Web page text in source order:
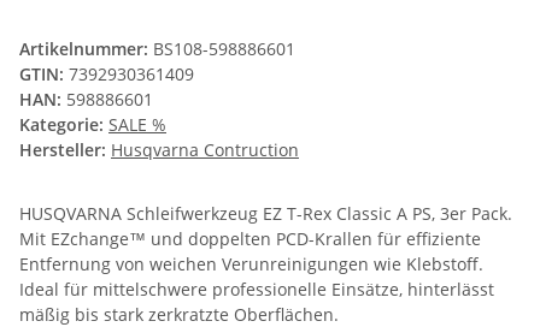
Artikelnummer: BS108-598886601
GTIN: 7392930361409
HAN: 598886601
Kategorie: SALE %
Hersteller: Husqvarna Contruction
HUSQVARNA Schleifwerkzeug EZ T-Rex Classic A PS, 3er Pack.
Mit EZchange™ und doppelten PCD-Krallen für effiziente
Entfernung von weichen Verunreinigungen wie Klebstoff.
Ideal für mittelschwere professionelle Einsätze, hinterlässt
mäßig bis stark zerkratzte Oberflächen.